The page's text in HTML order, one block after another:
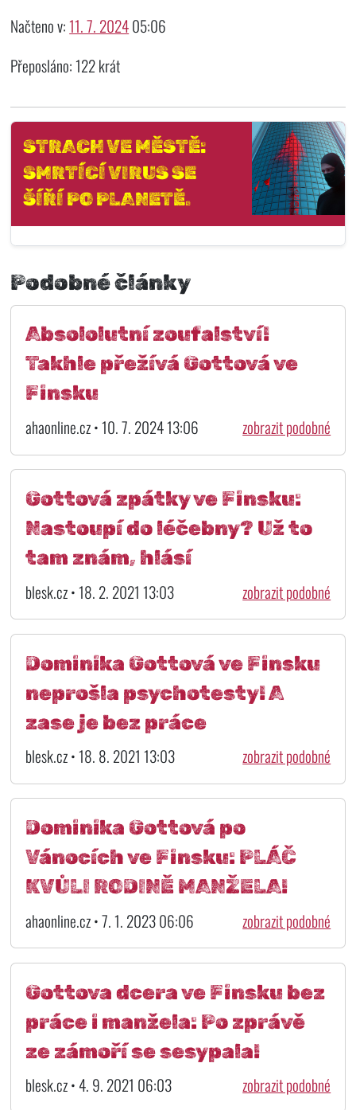
Načteno v:11. 7. 202405:06
Přeposláno: 122 krát
STRACH VE MĚSTĚ:
SMRTÍCÍ VIRUS SE
ŠÍŘÍ PO PLANETĚ.
Podobné články
Absololutní zoufalství!
Takhle přežívá Gottová ve
Finsku
ahaonline.cz • 10. 7. 2024 13:06 zobrazit podobné
Gottová zpátky ve Finsku:
Nastoupí do léčebny? Už to
tam znám, hlásí
blesk.cz • 18. 2. 2021 13:03 zobrazit podobné
Dominika Gottová ve Finsku
neprošla psychotesty! A
zase je bez práce
blesk.cz • 18. 8. 2021 13:03 zobrazit podobné
Dominika Gottová po
Vánocích ve Finsku: PLÁČ
KVŮLI RODINĚ MANŽELA!
ahaonline.cz • 7. 1. 2023 06:06 zobrazit podobné
Gottova dcera ve Finsku bez
práce i manžela: Po zprávě
ze zámoří se sesypala!
blesk.cz • 4. 9. 2021 06:03 zobrazit podobné